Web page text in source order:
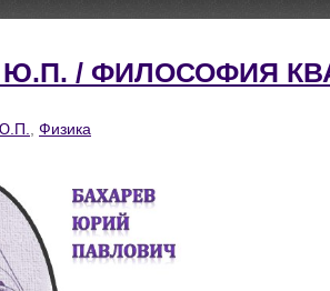
/ ФИЛОСОФИЯ
Физика